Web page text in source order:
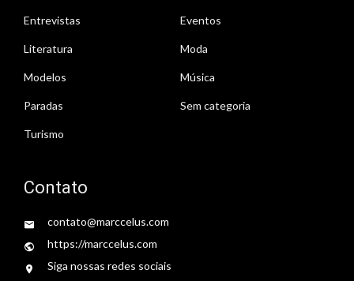
Entrevistas Eventos
Literatura Moda
Modelos Música
Paradas Sem categoria
Turismo
Contato
contato@marccelus.com
https://marccelus.com
Siga nossas redes sociais